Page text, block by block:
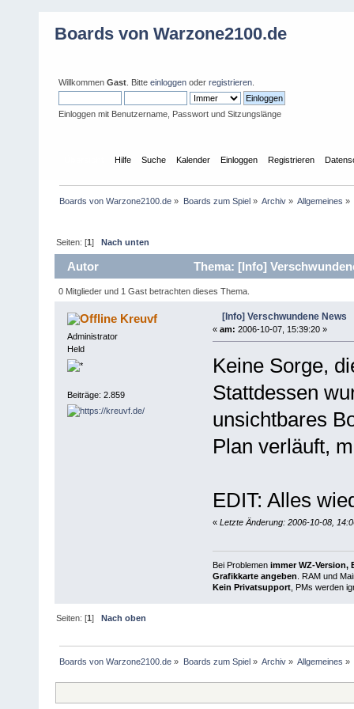
Boards von Warzone2100.de
Willkommen Gast . Bitte einloggen oder registrieren
Einloggen mit Benutzername, Passwort und Sitzungslänge
Hilfe Suche Kalender Einloggen Registrieren
Boards von Warzone2100.de » Boards zum Spiel» Archiv» Allgemeines »
Seiten: [1]Nach unten
Autor Thema: [Info]
0 Mitglieder und 1 Gast betrachten dieses Thema.
Kreuvf
Administrator
Held
Beiträge: 2.859
[Info] Verschwundene News
« am: 2006-10-07, 15:39:20 »
Keine Sorge,
Stattdessen
unsichtbares
Plan verläuft,
EDIT: Alles
« Letzte Änderung: 2006-10-08,
Bei Problemen immer WZ-Version,
Grafikkarte angeben . RAM und
Kein Privatsupport, PMs werden
Seiten: [1] Nach oben
Boards von Warzone2100.de » Boards zum Spiel» Archiv» Allgemeines »